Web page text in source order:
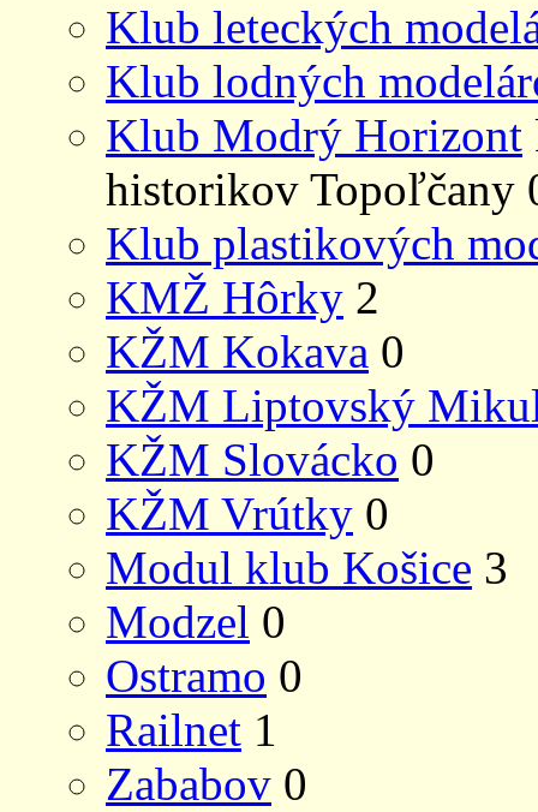
Klub leteckých
Klub lodných
Klub Modrý Horizont
historikov Topoľčany
Klub plastikových
KMŽ Hôrky 2
KŽM Kokava 0
KŽM Liptovský
KŽM Slovácko 0
KŽM Vrútky 0
Modul klub Košice 3
Modzel 0
Ostramo 0
Railnet 1
Zababov 0